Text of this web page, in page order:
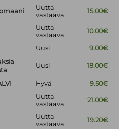
Uutta
vastaava
15.00€
Uutta
vastaava
10.00€
Uusi
9.00€
Uusi 18.00€
Hyvä 9.50€
Uutta
vastaava
21.00€
Uutta
vastaava
19.20€